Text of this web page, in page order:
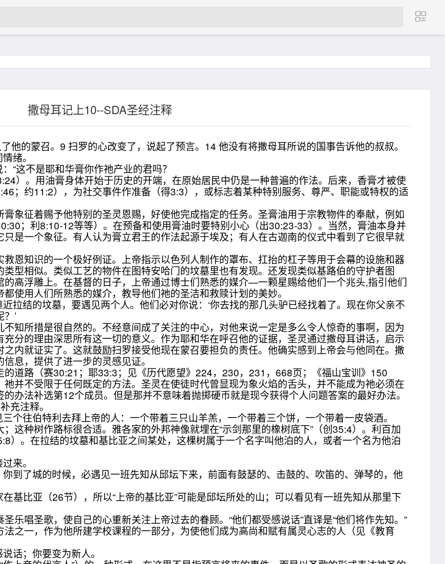
撒母耳记上10--SDA圣经注释
他的蒙召。9 扫罗的心改变了，说起了预言。14 他没有将撒母耳所说的国事告诉他的叔叔。
绪。
“这不是耶和华膏你作祂产业的君吗？
。用油膏身体开始于历史的开端，在原始居民中仍是一种普遍的作法。后来，香膏才被使
；约11:2），为社交事件作准备（得3:3），或标志着某种特别服务、尊严、职能或特权的适
征着赐予他特别的圣灵恩赐，好使他完成指定的任务。圣膏油用于宗教物件的奉献，例如
；利8:10-12等等）。在预备和使用膏油时要特别小心（出30:23-33）。当然，膏油本身并
是一个象征。有人认为膏立君王的作法起源于埃及；有人在古迦南的仪式中看到了它很早就
知识的一个极好例证。上帝指示以色列人制作的罩布、扛抬的杠子等用于会幕的设施和器
型相似。类似工艺的物件在图特安哈门的坟墓里也有发现。还发现类似基路伯的守护者图
高浮雕上。在基督的日子，上帝通过博士们熟悉的媒介—一颗星赐给他们一个兆头,指引他们
使用人们所熟悉的媒介，教导他们祂的圣洁和救赎计划的美妙。
拉结的坟墓，要遇见两个人。他们必对你说：‘你去找的那几头驴已经找着了。现在你父亲不
’
所措是很自然的。不经意间成了关注的中心，对他来说一定是多么令人惊奇的事啊，因为
分的理由深思所有这一切的意义。作为耶和华在呼召他的证据，圣灵通过撒母耳讲话，启示
内就证实了。这就鼓励扫罗接受他现在蒙召要担负的责任。他确实感到上帝会与他同在。撒
息，提供了进一步的灵感见证。
道路（赛30:21；耶33:3；见《历代愿望》224，230，231，668页；《福山宝训》150
并不受限于任何既定的方法。圣灵在使徒时代曾显现为象火焰的舌头，并不能成为祂必须在
办法补选第12个成员。但是那并不意味着抛掷硬币就是现今获得个人问题答案的最好办法。
注释。
个往伯特利去拜上帝的人：一个带着三只山羊羔，一个带着三个饼，一个带着一皮袋酒。
种树作路标很合适。雅各家的外邦神像就埋在“示剑那里的橡树底下”（创35:4）。利百加
）。在拉结的坟墓和基比亚之间某处，这棵树属于一个名字叫他泊的人，或者一个名为他泊
来。
到了城的时候，必遇见一班先知从邱坛下来，前面有鼓瑟的、击鼓的、吹笛的、弹琴的，他
比亚（26节），所以“上帝的基比亚”可能是邱坛所处的山；可以看见有一班先知从那里下
唱圣歌，使自己的心重新关注上帝过去的眷顾。“他们都受感说话”直译是“他们将作先知。”
之一，作为他所建学校课程的一部分，为使他们成为高尚和赋有属灵心志的人（见《教育
话；你要变为新人。